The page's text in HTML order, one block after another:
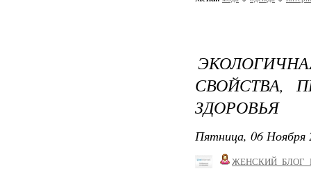
СВОЙСТВА,
ЗДОРОВЬЯ
Пятница, 06 Ноября